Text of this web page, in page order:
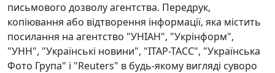
письмового дозволу агентства. Передрук,
копіювання або відтворення інформації, яка містить
посилання на агентство "УНІАН", "Укрінформ",
"УНН", "Українські новини", "ІТАР-ТАСС", "Українська
Фото Група" і "Reuters" в будь-якому вигляді суворо